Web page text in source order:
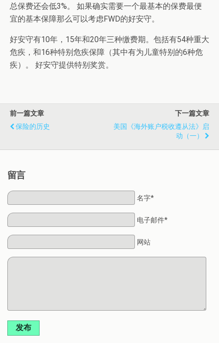
总保费还会低3%。 如果确实需要一个最基本的保费最便
宜的基本保障那么可以考虑FWD的好安守。
好安守有10年，15年和20年三种缴费期。包括有54种重大
危疾，和16种特别危疾保障（其中有为儿童特别的6种危
疾）。 好安守提供特别奖赏。
前一篇文章
保险的历史
下一篇文章
美国《海外账户税收遵从法》启
动（一）
留言
名字*
电子邮件*
网站
发布